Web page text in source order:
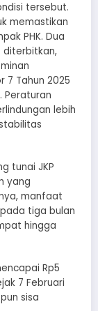
tersebut.
memastikan
PHK. Dua
diterbitkan,
7 Tahun 2025
Peraturan
lebih
tunai JKP
yang
manfaat
tiga bulan
hingga
Rp5
7 Februari
sisa